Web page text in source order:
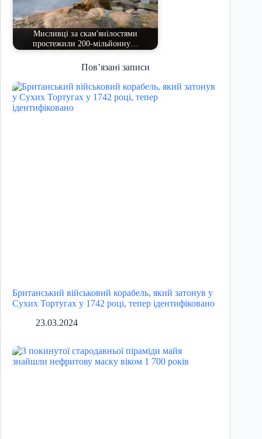
Мисливці за скам'янілостями
простежили 200-мільйонну…
Пов’язані записи
Британський військовий корабель, який затонув у
Сухих Тортугах у 1742 році, тепер ідентифіковано
23.03.2024